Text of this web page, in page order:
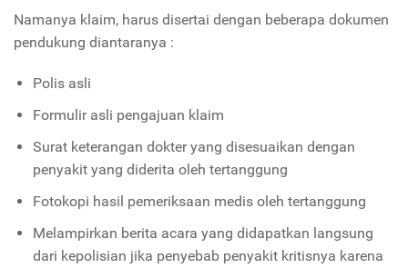
Namanya klaim, harus disertai dengan beberapa dokumen
pendukung diantaranya :
Polis asli
Formulir asli pengajuan klaim
Surat keterangan dokter yang disesuaikan dengan
penyakit yang diderita oleh tertanggung
Fotokopi hasil pemeriksaan medis oleh tertanggung
Melampirkan berita acara yang didapatkan langsung
dari kepolisian jika penyebab penyakit kritisnya karena